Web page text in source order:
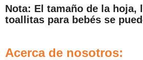
Nota: El tamaño de la
toallitas para bebés se
Acerca de nosotros: